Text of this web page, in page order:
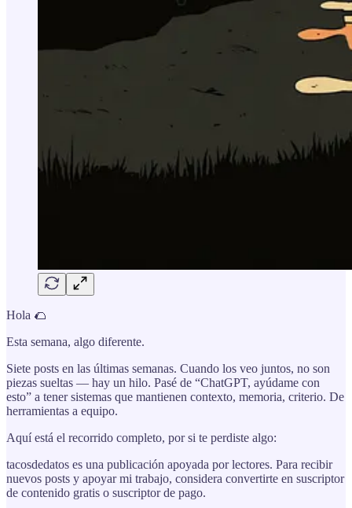
Hola 🌮
Esta semana, algo diferente.
Siete posts en las últimas semanas. Cuando los veo juntos, no son
piezas sueltas — hay un hilo. Pasé de “ChatGPT, ayúdame con
esto” a tener sistemas que mantienen contexto, memoria, criterio. De
herramientas a equipo.
Aquí está el recorrido completo, por si te perdiste algo:
tacosdedatos es una publicación apoyada por lectores. Para recibir
nuevos posts y apoyar mi trabajo, considera convertirte en suscriptor
de contenido gratis o suscriptor de pago.